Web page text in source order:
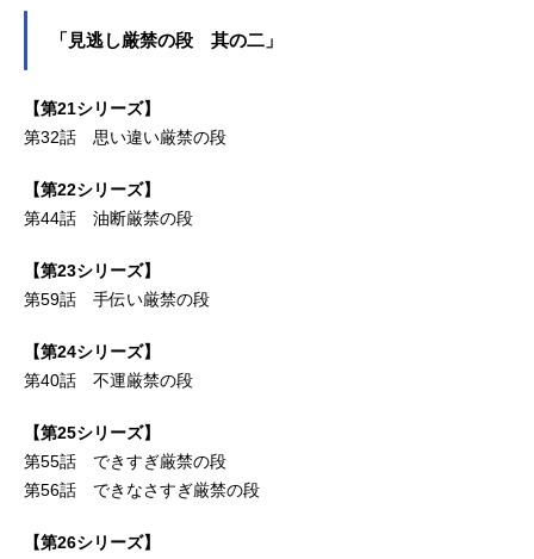
「見逃し厳禁の段 其の二」
【第21シリーズ】
第32話 思い違い厳禁の段
【第22シリーズ】
第44話 油断厳禁の段
【第23シリーズ】
第59話 手伝い厳禁の段
【第24シリーズ】
第40話 不運厳禁の段
【第25シリーズ】
第55話 できすぎ厳禁の段
第56話 できなさすぎ厳禁の段
【第26シリーズ】